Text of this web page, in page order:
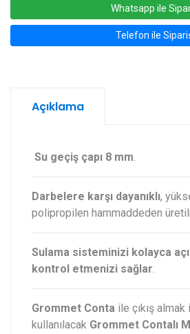
Whatsapp ile
Telefon ile
Açıklama
Su geçiş çapı 8 mm.
Darbelere karşı dayanıklı,
polipropilen hammaddeden
Sulama sisteminizi kolayca
kontrol etmenizi sağlar.
Grommet Conta ile çıkış almak
kullanılacak Grommet Contalı